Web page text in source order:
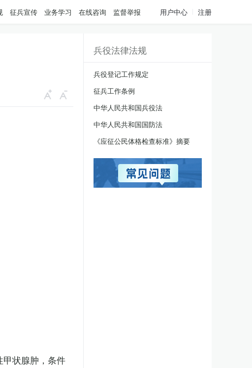
征兵宣传 业务学习 在线咨询 监督举报 用户中心 注册
状腺肿，条件
兵役法律法规
兵役登记工作规定
征兵工作条例
中华人民共和国兵役法
中华人民共和国国防法
《应征公民体格检查标准》摘要